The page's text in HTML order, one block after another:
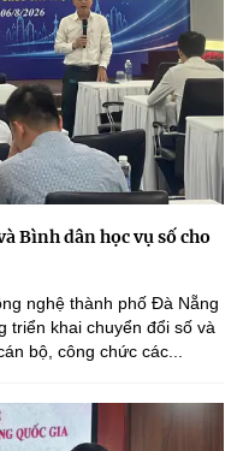
Bình dân học vụ số cho
nghệ thành phố Đà Nẵng
triển khai chuyển đổi số và
bộ, công chức các...